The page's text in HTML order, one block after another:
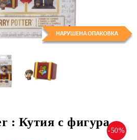
: Кутия с фигура
-50%